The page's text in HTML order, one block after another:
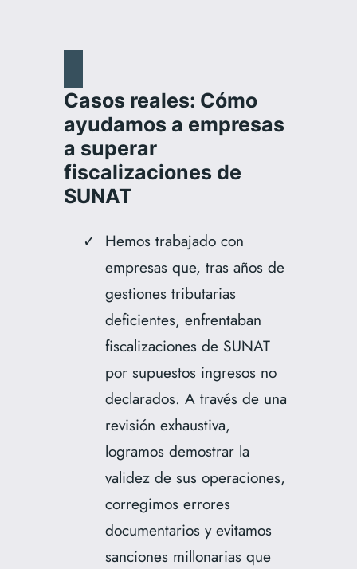
Casos reales: Cómo
ayudamos a empresas
a superar
fiscalizaciones de
SUNAT
Hemos trabajado con
empresas que, tras años de
gestiones tributarias
deficientes, enfrentaban
fiscalizaciones de SUNAT
por supuestos ingresos no
declarados. A través de una
revisión exhaustiva,
logramos demostrar la
validez de sus operaciones,
corregimos errores
documentarios y evitamos
sanciones millonarias que